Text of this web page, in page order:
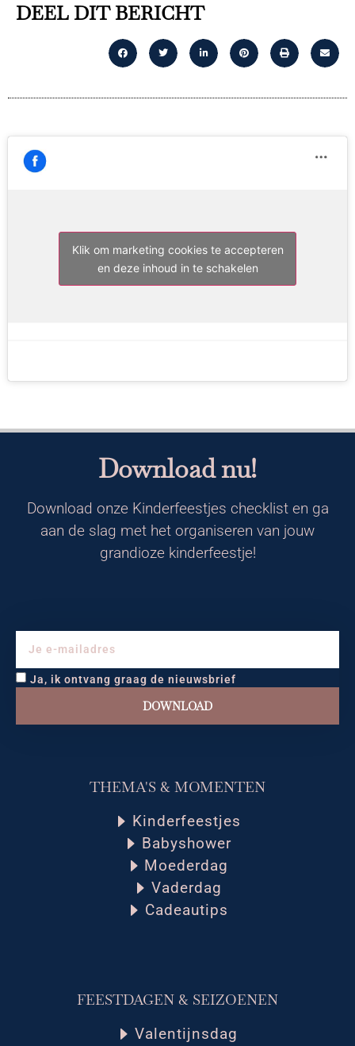
DEEL DIT BERICHT
Klik om marketing cookies te accepteren
en deze inhoud in te schakelen
Download nu!
Download onze Kinderfeestjes checklist en ga
aan de slag met het organiseren van jouw
grandioze kinderfeestje!
Ja, ik ontvang graag de nieuwsbrief
DOWNLOAD
THEMA'S & MOMENTEN
Kinderfeestjes
Babyshower
Moederdag
Vaderdag
Cadeautips
FEESTDAGEN & SEIZOENEN
Valentijnsdag